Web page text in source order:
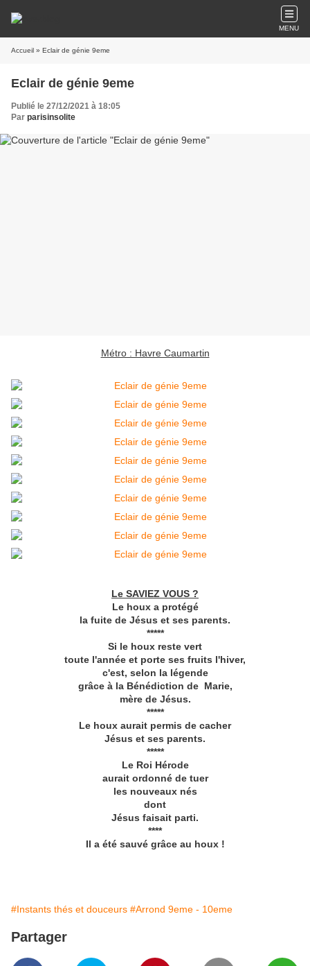
MENU
Accueil » Eclair de génie 9eme
Eclair de génie 9eme
Publié le 27/12/2021 à 18:05
Par parisinsolite
Métro : Havre Caumartin
Le SAVIEZ VOUS ?
Le houx a protégé
la fuite de Jésus et ses parents.
*****
Si le houx reste vert
toute l'année et porte ses fruits l'hiver,
c'est, selon la légende
grâce à la Bénédiction de Marie,
mère de Jésus.
*****
Le houx aurait permis de cacher
Jésus et ses parents.
*****
Le Roi Hérode
aurait ordonné de tuer
les nouveaux nés
dont
Jésus faisait parti.
****
Il a été sauvé grâce au houx !
#Instants thés et douceurs #Arrond 9eme - 10eme
Partager